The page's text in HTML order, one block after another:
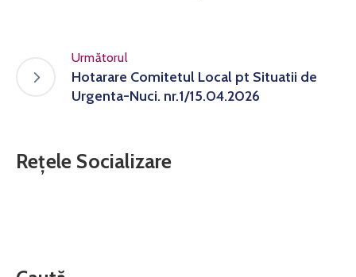
Următorul
Hotarare Comitetul Local pt Situatii de
Urgenta-Nuci. nr.1/15.04.2026
Rețele Socializare